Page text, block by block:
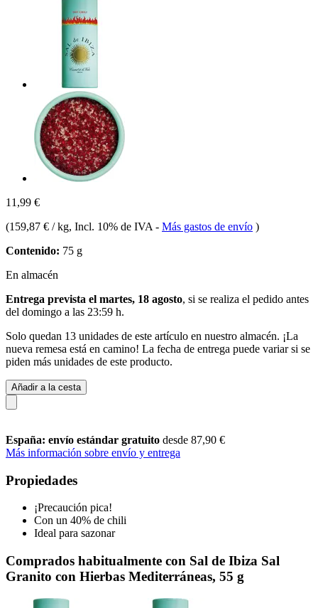
11,99 €
(159,87 € / kg, Incl. 10% de IVA - Más gastos de envío )
Contenido: 75 g
En almacén
Entrega prevista el martes, 18 agosto, si se realiza el pedido antes
del domingo a las 23:59 h.
Solo quedan 13 unidades de este artículo en nuestro almacén. ¡La
nueva remesa está en camino! La fecha de entrega puede variar si se
piden más unidades de este producto.
Añadir a la cesta
España: envío estándar gratuito desde 87,90 €
Más información sobre envío y entrega
Propiedades
¡Precaución pica!
Con un 40% de chili
Ideal para sazonar
Comprados habitualmente con Sal de Ibiza Sal
Granito con Hierbas Mediterráneas, 55 g